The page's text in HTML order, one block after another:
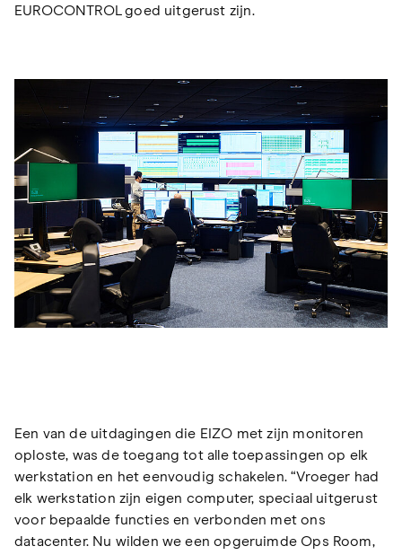
EUROCONTROL goed uitgerust zijn.
Een van de uitdagingen die EIZO met zijn monitoren
oploste, was de toegang tot alle toepassingen op elk
werkstation en het eenvoudig schakelen. “Vroeger had
elk werkstation zijn eigen computer, speciaal uitgerust
voor bepaalde functies en verbonden met ons
datacenter. Nu wilden we een opgeruimde Ops Room,